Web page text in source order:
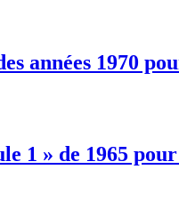
années 1970
1 » de 1965 pour